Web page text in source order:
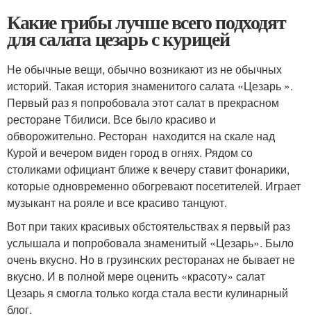
Какие грибы лучше всего подходят
для салата цезарь с курицей
Не обычные вещи, обычно возникают из не обычных
историй. Такая история знаменитого салата «Цезарь ».
Первый раз я попробовала этот салат в прекрасном
ресторане Тбилиси. Все было красиво и
обворожительно. Ресторан находится на скале над
Курой и вечером виден город в огнях. Рядом со
столиками официант ближе к вечеру ставит фонарики,
которые одновременно обогревают посетителей. Играет
музыкант на рояле и все красиво танцуют.
Вот при таких красивых обстоятельствах я первый раз
услышала и попробовала знаменитый «Цезарь». Было
очень вкусно. Но в грузинских ресторанах не бывает не
вкусно. И в полной мере оценить «красоту» салат
Цезарь я смогла только когда стала вести кулинарный
блог.